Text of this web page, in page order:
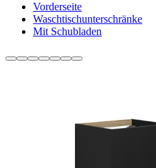
Vorderseite
Waschtischunterschränke
Mit Schubladen